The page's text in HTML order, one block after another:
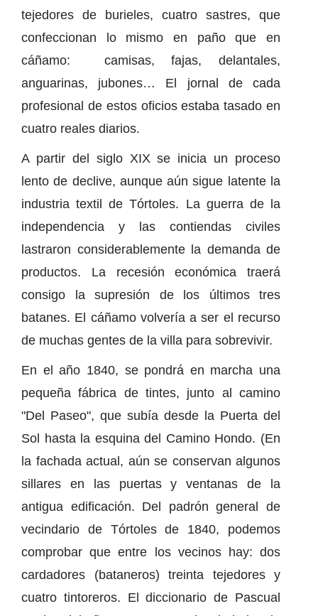
tejedores de burieles, cuatro sastres, que
confeccionan lo mismo en paño que en
cáñamo: camisas, fajas, delantales,
anguarinas, jubones… El jornal de cada
profesional de estos oficios estaba tasado en
cuatro reales diarios.
A partir del siglo XIX se inicia un proceso
lento de declive, aunque aún sigue latente la
industria textil de Tórtoles. La guerra de la
independencia y las contiendas civiles
lastraron considerablemente la demanda de
productos. La recesión económica traerá
consigo la supresión de los últimos tres
batanes. El cáñamo volvería a ser el recurso
de muchas gentes de la villa para sobrevivir.
En el año 1840, se pondrá en marcha una
pequeña fábrica de tintes, junto al camino
"Del Paseo", que subía desde la Puerta del
Sol hasta la esquina del Camino Hondo. (En
la fachada actual, aún se conservan algunos
sillares en las puertas y ventanas de la
antigua edificación. Del padrón general de
vecindario de Tórtoles de 1840, podemos
comprobar que entre los vecinos hay: dos
cardadores (bataneros) treinta tejedores y
cuatro tintoreros. El diccionario de Pascual